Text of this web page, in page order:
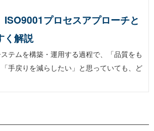
ISO9001プロセスアプローチと
く解説
テムを構築・運用する過程で、「品質をも
手戻りを減らしたい」と思っていても、ど